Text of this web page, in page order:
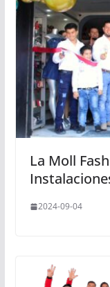
La Moll
2024-09-04